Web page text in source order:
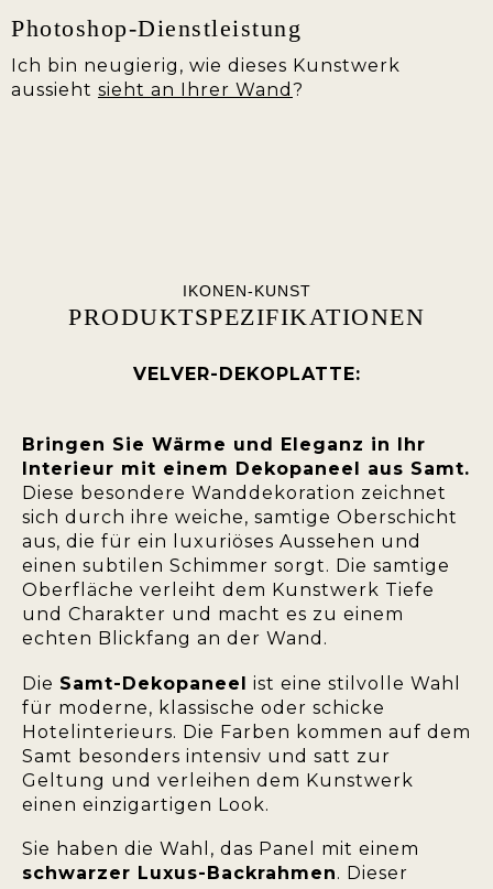
Photoshop-Dienstleistung
Ich bin neugierig, wie dieses Kunstwerk
aussieht sieht an Ihrer Wand ?
IKONEN-KUNST
PRODUKTSPEZIFIKATIONEN
VELVER-DEKOPLATTE:
Bringen Sie Wärme und Eleganz in Ihr
Interieur mit einem Dekopaneel aus Samt.
Diese besondere Wanddekoration zeichnet
sich durch ihre weiche, samtige Oberschicht
aus, die für ein luxuriöses Aussehen und
einen subtilen Schimmer sorgt. Die samtige
Oberfläche verleiht dem Kunstwerk Tiefe
und Charakter und macht es zu einem
echten Blickfang an der Wand.
Die Samt-Dekopaneel ist eine stilvolle Wahl
für moderne, klassische oder schicke
Hotelinterieurs. Die Farben kommen auf dem
Samt besonders intensiv und satt zur
Geltung und verleihen dem Kunstwerk
einen einzigartigen Look.
Sie haben die Wahl, das Panel mit einem
schwarzer Luxus-Backrahmen. Dieser